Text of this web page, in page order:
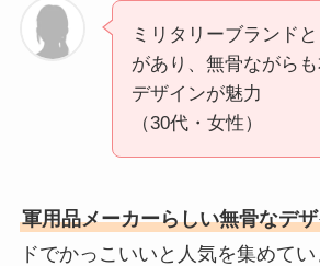
ミリタリーブランド
があり、無骨ながら
デザインが魅力
（30代・女性）
軍用品メーカーらしい無骨なデ
ドでかっこいいと人気を集めてい